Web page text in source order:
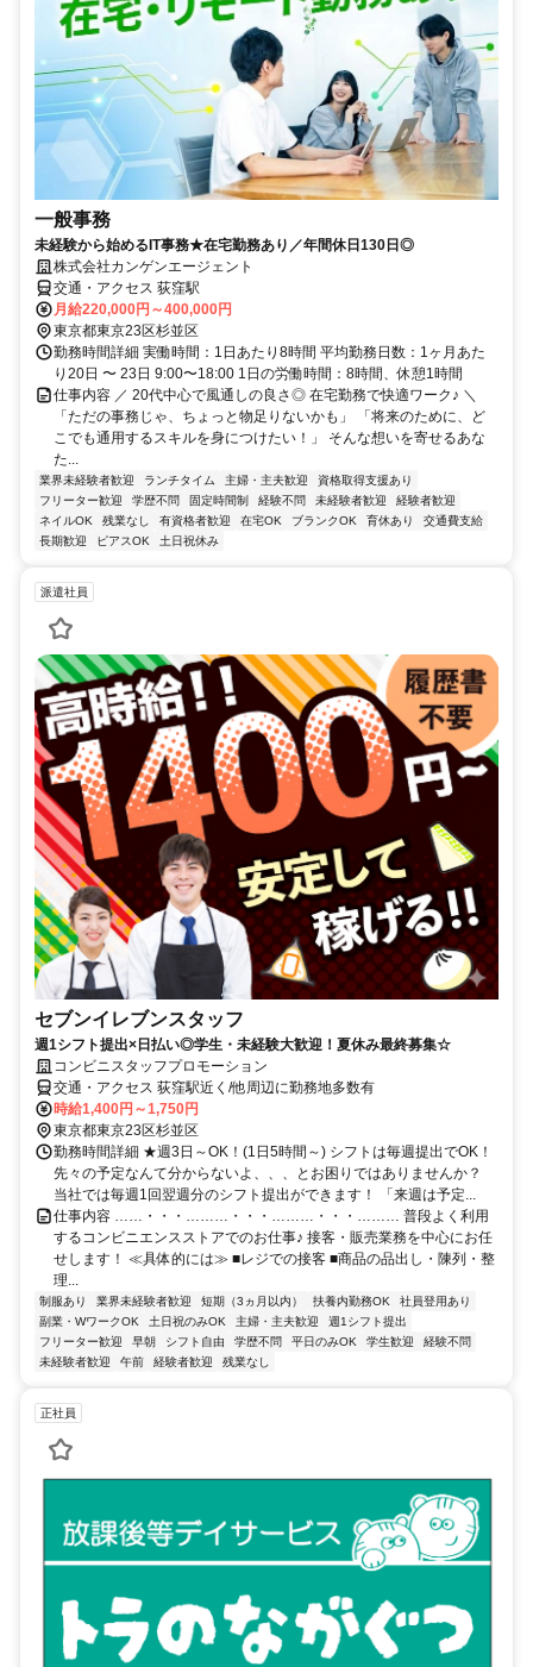
一般事務
未経験から始めるIT事務★在宅勤務あり／年間休日130日◎
株式会社カンゲンエージェント
交通・アクセス 荻窪駅
月給220,000円～400,000円
東京都東京23区杉並区
勤務時間詳細 実働時間：1日あたり8時間 平均勤務日数：1ヶ月あた
り20日 〜 23日 9:00〜18:00 1日の労働時間：8時間、休憩1時間
仕事内容 ／ 20代中心で風通しの良さ◎ 在宅勤務で快適ワーク♪ ＼
「ただの事務じゃ、ちょっと物足りないかも」 「将来のために、ど
こでも通用するスキルを身につけたい！」 そんな想いを寄せるあな
た...
業界未経験者歓迎 ランチタイム 主婦・主夫歓迎
資格取得支援あり
フリーター歓迎
学歴不問 固定時間制 経験不問 未経験者歓迎
経験者歓迎
ネイルOK
残業なし 有資格者歓迎 在宅OK ブランクOK 育休あり
交通費支給
長期歓迎
ピアスOK 土日祝休み
派遣社員
セブンイレブンスタッフ
週1シフト提出×日払い◎学生・未経験大歓迎！夏休み最終募集☆
コンビニスタッフプロモーション
交通・アクセス 荻窪駅近く/他周辺に勤務地多数有
時給1,400円～1,750円
東京都東京23区杉並区
勤務時間詳細 ★週3日～OK！(1日5時間～) シフトは毎週提出でOK！
先々の予定なんて分からないよ、、、とお困りではありませんか？
当社では毎週1回翌週分のシフト提出ができます！ 「来週は予定...
仕事内容 ……・・・………・・・………・・・……… 普段よく利用
するコンビニエンスストアでのお仕事♪ 接客・販売業務を中心にお任
せします！ ≪具体的には≫ ■レジでの接客 ■商品の品出し・陳列・整
理...
制服あり 業界未経験者歓迎 短期（3ヵ月以内） 扶養内勤務OK
社員登用あり
副業・WワークOK
土日祝のみOK 主婦・主夫歓迎
週1シフト提出
フリーター歓迎
早朝 シフト自由 学歴不問 平日のみOK 学生歓迎
経験不問
未経験者歓迎
午前 経験者歓迎 残業なし
正社員